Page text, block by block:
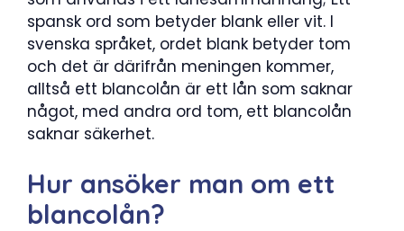
spansk ord som betyder blank eller vit. I
svenska språket, ordet blank betyder tom
och det är därifrån meningen kommer,
alltså ett blancolån är ett lån som saknar
något, med andra ord tom, ett blancolån
saknar säkerhet.
Hur ansöker man om ett
blancolån?